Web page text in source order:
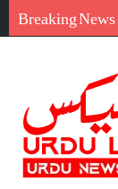
Breaking News